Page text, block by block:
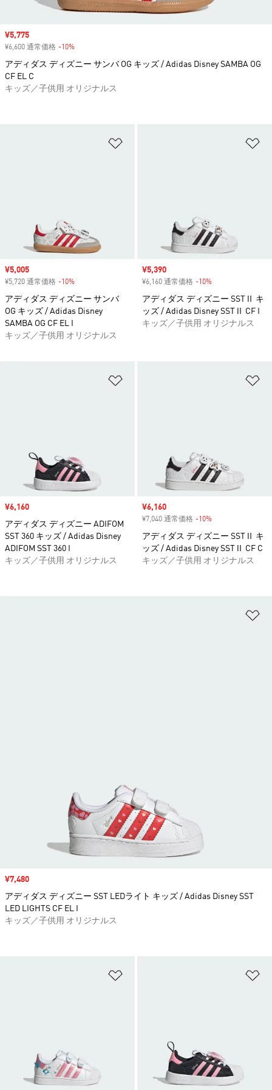
セール価格
¥5,005
¥5,720 通常価格 -10%
アディダス ディズニー サンバ
OG キッズ / Adidas Disney
SAMBA OG CF EL I
キッズ／子供用 オリジナルス
セール価格
¥5,390
¥6,160 通常価格 -10%
アディダス ディズニー SSTⅡ キ
ッズ / Adidas Disney SSTⅡ CF I
キッズ／子供用 オリジナルス
セール価格
¥6,160
アディダス ディズニー ADIFOM
SST 360 キッズ / Adidas Disney
ADIFOM SST 360 I
キッズ／子供用 オリジナルス
セール価格
¥6,160
¥7,040 通常価格 -10%
アディダス ディズニー SSTⅡ キ
ッズ / Adidas Disney SSTⅡ CF C
キッズ／子供用 オリジナルス
セール価格
¥7,480
アディダス ディズニー SST LEDライト キッズ / Adidas Disney SST
LED LIGHTS CF EL I
キッズ／子供用 オリジナルス
セール価格
¥5,775
¥6,600 通常価格 -10%
アディダス ディズニー サンバ OG キッズ / Adidas Disney SAMBA OG
CF EL C
キッズ／子供用 オリジナルス